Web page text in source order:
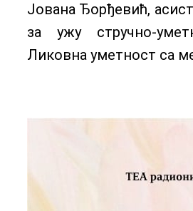
Јована Ђорђевић,
за ужу стручно-
Ликовна уметност са